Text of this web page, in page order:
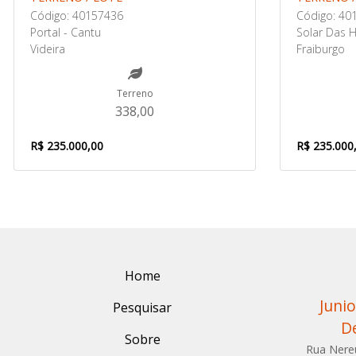
Código: 40157436
Portal - Cantu
Videira
Terreno
338,00
R$ 235.000,00
Código:
Solar Das
Fraiburgo
R$
Home
Pesquisar
Sobre
Rua